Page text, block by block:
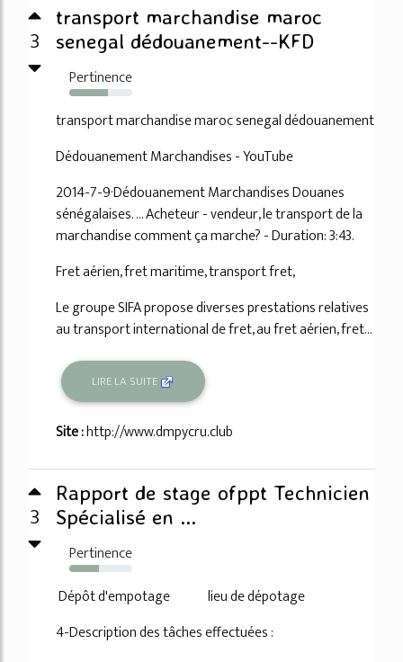
3
transport marchandise maroc
senegal dédouanement--KFD
Pertinence
61%
transport marchandise maroc senegal dédouanement
Dédouanement Marchandises - YouTube
2014-7-9·Dédouanement Marchandises Douanes
sénégalaises. ... Acheteur - vendeur, le transport de la
marchandise comment ça marche? - Duration: 3:43.
Fret aérien, fret maritime, transport fret,
Le groupe SIFA propose diverses prestations relatives
au transport international de fret, au fret aérien, fret...
LIRE LA SUITE
Site :http://www.dmpycru.club
3
Rapport de stage ofppt Technicien
Spécialisé en ...
Pertinence
47%
Dépôt d'empotage lieu de dépotage
4-Description des tâches effectuées :